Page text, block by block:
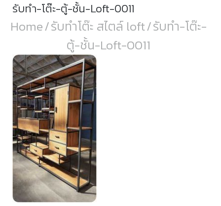
รับทำ-โต๊ะ-ตู้-ชั้น-Loft-0011
Home/รับทำโต๊ะ สไตล์ loft/รับทำ-โต๊ะ-
ตู้-ชั้น-Loft-0011